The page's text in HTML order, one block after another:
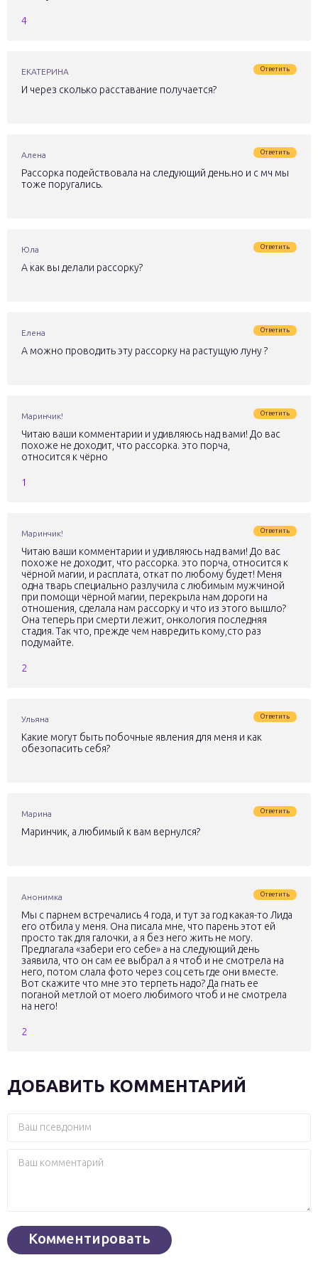
4
ЕКАТЕРИНА Ответить
И через сколько расставание получается?
Алена Ответить
Рассорка подействовала на следующий день.но и с мч мы
тоже поругались.
Юла Ответить
А как вы делали рассорку?
Елена Ответить
А можно проводить эту рассорку на растущую луну ?
Маринчик! Ответить
Читаю ваши комментарии и удивляюсь над вами! До вас
похоже не доходит, что рассорка. это порча,
относится к чёрно
1
Маринчик! Ответить
Читаю ваши комментарии и удивляюсь над вами! До вас
похоже не доходит, что рассорка. это порча, относится к
чёрной магии, и расплата, откат по любому будет! Меня
одна тварь специально разлучила с любимым мужчиной
при помощи чёрной магии, перекрыла нам дороги на
отношения, сделала нам рассорку и что из этого вышло?
Она теперь при смерти лежит, онкология последняя
стадия. Так что, прежде чем навредить кому,сто раз
подумайте.
2
Ульяна Ответить
Какие могут быть побочные явления для меня и как
обезопасить себя?
Марина Ответить
Маринчик, а любимый к вам вернулся?
Анонимка Ответить
Мы с парнем встречались 4 года, и тут за год какая-то Лида
его отбила у меня. Она писала мне, что парень этот ей
просто так для галочки, а я без него жить не могу.
Предлагала «забери его себе» а на следующий день
заявила, что он сам ее выбрал а я чтоб и не смотрела на
него, потом слала фото через соц сеть где они вместе.
Вот скажите что мне это терпеть надо? Да гнать ее
поганой метлой от моего любимого чтоб и не смотрела
на него!
2
ДОБАВИТЬ КОММЕНТАРИЙ